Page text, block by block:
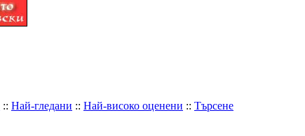
:: Най-гледани :: Най-високо оценени :: Търсене